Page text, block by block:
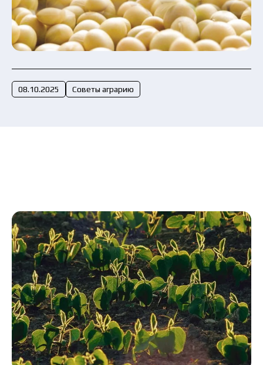
08.10.2025 Советы аграрию
Вы ознакомились и соглашаетесь с политикой
защиты персональных данных.
Отправить заявку сейчас